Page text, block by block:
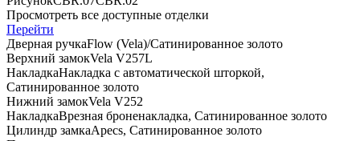
Просмотреть все доступные отделки
Перейти
Дверная ручкаFlow (Vela)/Сатинированное золото
Верхний замокVela V257L
НакладкаНакладка с автоматической шторкой,
Сатинированное золото
Нижний замокVela V252
НакладкаВрезная броненакладка, Сатинированное золото
Цилиндр замкаApecs, Сатинированное золото